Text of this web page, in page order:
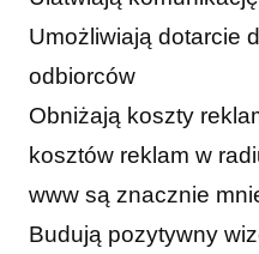
Umożliwiają dotarcie
odbiorców
Obniżają koszty
kosztów reklam w
www są znacznie
Budują pozytywny